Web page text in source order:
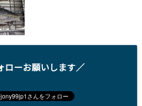
ローお願いします／